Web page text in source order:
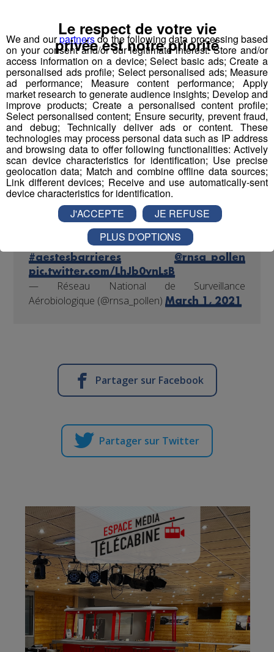
Il est recommandé d’aérer son logement avant le lever
du soleil ou après son coucher.
Mais les spécialistes s'attendent à des symptômes un
peu moins virulents que d'habitude : les masques que
l'on porte en ce moment à cause de la Covid pourrait
permettre de protéger aussi des pollens.
Amis allergiques, pensez aux bons gestes
barrières pour limiter votre exposition aux
pollens!
Plus d'infos sur
https://t.co/x8uuZJYofL#pollens
#bonsgestes
#gestesbarrieres
@rnsa_pollen
pic.twitter.com/LhJb0vnLsB
— Réseau National de Surveillance
Aérobiologique (@rnsa_pollen)March 1, 2021
Partager sur Facebook
Partager sur Twitter
We and ourpartnersdo the following data processing based
on your consent and/or our legitimate interest: Store and/or
access information on a device; Select basic ads; Create a
personalised ads profile; Select personalised ads; Measure
ad performance; Measure content performance; Apply
market research to generate audience insights; Develop and
improve products; Create a personalised content profile;
Select personalised content; Ensure security, prevent fraud,
and debug; Technically deliver ads or content. These
technologies may process personal data such as IP address
and browsing data to offer following functionalities: Actively
scan device characteristics for identification; Use precise
geolocation data; Match and combine offline data sources;
Link different devices; Receive and use automatically-sent
device characteristics for identification.
Le respect de votre vie
privée est notre priorité
J'ACCEPTE
JE REFUSE
PLUS D'OPTIONS